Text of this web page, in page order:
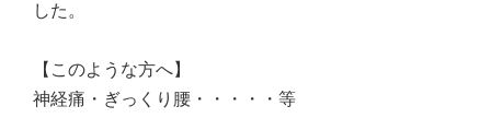
した。
【このような方へ】
神経痛・ぎっくり腰・・・・・等